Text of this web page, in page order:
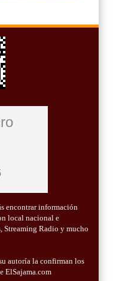
encontrar información
local nacional e
Streaming Radio y mucho
autoría la confirman los
ElSajama.com